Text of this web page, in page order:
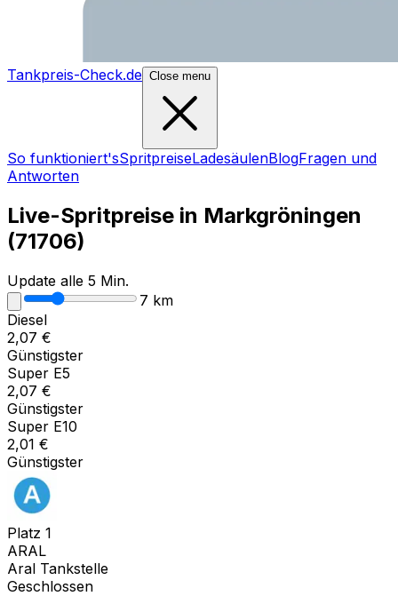
Tankpreis-Check.de Close menu
So funktioniert'sSpritpreiseLadesäulenBlogFragen und
Antworten
Live-Spritpreise in Markgröningen
(71706)
Update alle 5 Min.
7 km
Diesel
2,07 €
Günstigster
Super E5
2,07 €
Günstigster
Super E10
2,01 €
Günstigster
Platz 1
ARAL
Aral Tankstelle
Geschlossen